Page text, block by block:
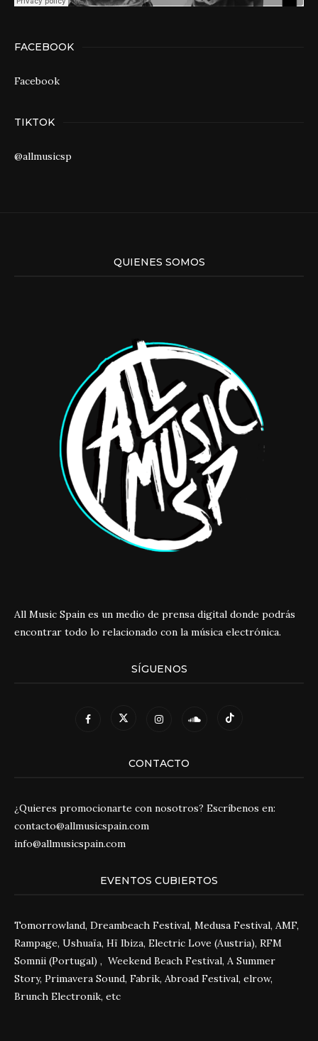
FACEBOOK
Facebook
TIKTOK
@allmusicsp
QUIENES SOMOS
All Music Spain es un medio de prensa digital donde podrás
encontrar todo lo relacionado con la música electrónica.
SÍGUENOS
CONTACTO
¿Quieres promocionarte con nosotros? Escríbenos en:
contacto@allmusicspain.com
info@allmusicspain.com
EVENTOS CUBIERTOS
Tomorrowland, Dreambeach Festival, Medusa Festival, AMF,
Rampage, Ushuaïa, Hï Ibiza, Electric Love (Austria), RFM
Somnii (Portugal) , Weekend Beach Festival, A Summer
Story, Primavera Sound, Fabrik, Abroad Festival, elrow,
Brunch Electronik, etc